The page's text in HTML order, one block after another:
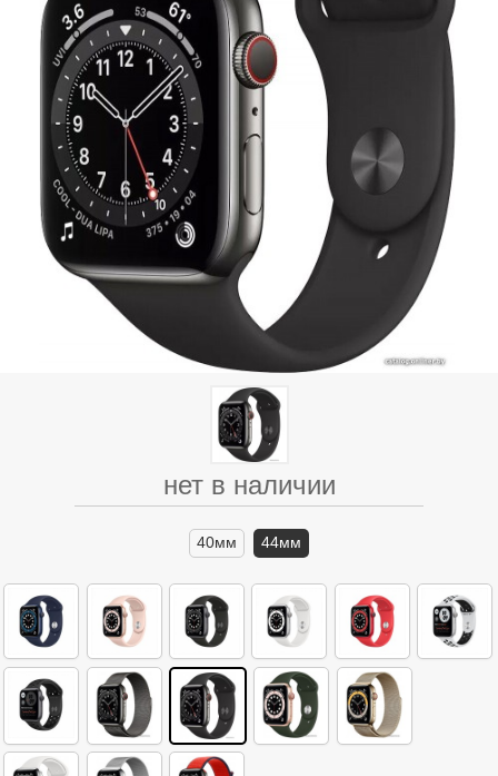
нет в наличии
40мм 44мм